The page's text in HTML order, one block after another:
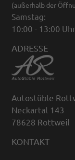
(außerhalb der
Samstag:
10:00 - 13:00 Uhr
ADRESSE
Autostüble
Neckartal 143
78628 Rottweil
KONTAKT